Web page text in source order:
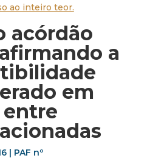
ao inteiro teor.
acórdão
a
em
entre
| PAF nº